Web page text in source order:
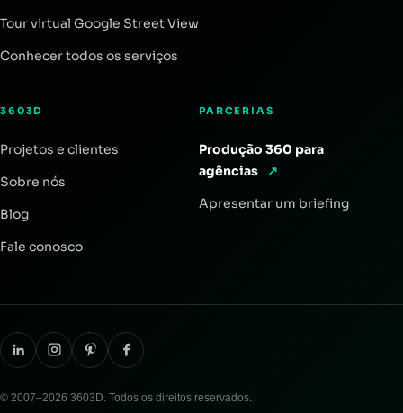
Tour virtual Google Street View
Conhecer todos os serviços
3603D
Projetos e clientes
Sobre nós
Blog
Fale conosco
PARCERIAS
Produção 360 para
agências
↗
Apresentar um briefing
© 2007–2026 3603D. Todos os direitos reservados.